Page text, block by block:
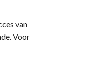
van
Voor